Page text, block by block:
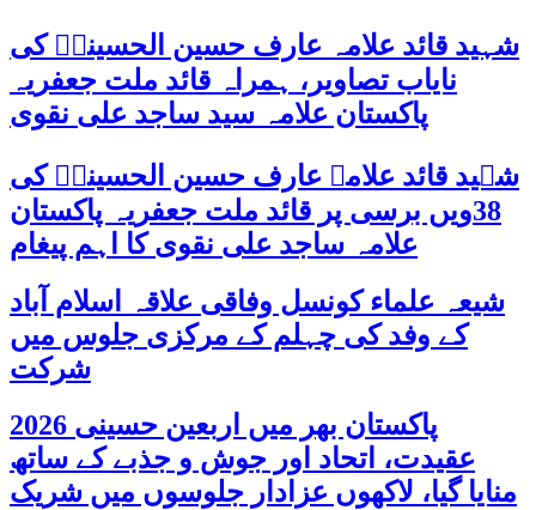
شہید قائد علامہ عارف حسین الحسینیؒ کی
نایاب تصاویر، ہمراہ قائد ملت جعفریہ
پاکستان علامہ سید ساجد علی نقوی
شہید قائد علامہ عارف حسین الحسینیؒ کی
38ویں برسی پر قائد ملت جعفریہ پاکستان
علامہ ساجد علی نقوی کا اہم پیغام
شیعہ علماء کونسل وفاقی علاقہ اسلام آباد
کے وفد کی چہلم کے مرکزی جلوس میں
شرکت
پاکستان بھر میں اربعین حسینی 2026
عقیدت، اتحاد اور جوش و جذبے کے ساتھ
منایا گیا، لاکھوں عزادار جلوسوں میں شریک